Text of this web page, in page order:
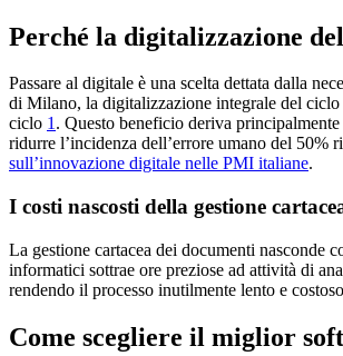
Perché la digitalizzazione
Passare al digitale è una scelta dettata dalla
di Milano, la digitalizzazione integrale del
ciclo 1. Questo beneficio deriva
ridurre l’incidenza dell’errore umano del 50%
sull’innovazione digitale nelle PMI italiane.
I costi nascosti della gestione
La gestione cartacea dei documenti nasconde
informatici sottrae ore preziose ad attività di
rendendo il processo inutilmente lento e
Come scegliere il miglior